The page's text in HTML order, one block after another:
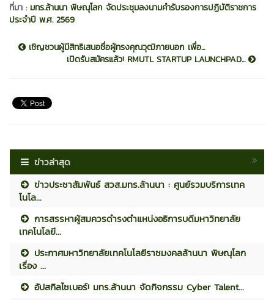
ที่มา : มทร.ล้านนา พิษณุโลก จัดประชุมลงนามคำรับรองการปฏิบัติราชการ
ประจำปี พ.ศ. 2569
เชิญชวนผู้มีสิทธิเสนอชื่อผู้ทรงคุณวุฒิภายนอก เพื่อ...
เปิดรับสมัครแล้ว! RMUTL STARTUP LAUNCHPAD...
ข่าวล่าสุด
ข่าวประชาสัมพันธ์ สวส.มทร.ล้านนา : ศูนย์รวมบริการเทค
โนโล...
การสรรหาผู้สมควรดำรงตำแหน่งอธิการบดีมหาวิทยาลัย
เทคโนโลยี...
ประกาศมหาวิทยาลัยเทคโนโลยีราชมงคลล้านนา พิษณุโลก
เรื่อง ...
อัปสกิลไซเบอร์! มทร.ล้านนา จัดกิจกรรม Cyber Talent...